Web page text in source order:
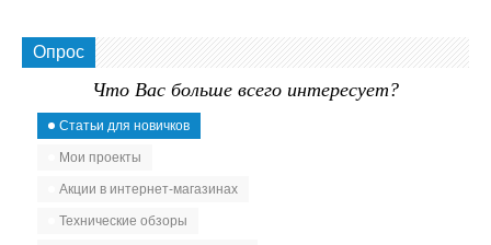
Опрос
Что Вас больше всего интересует?
Статьи для новичков
Мои проекты
Акции в интернет-магазинах
Технические обзоры